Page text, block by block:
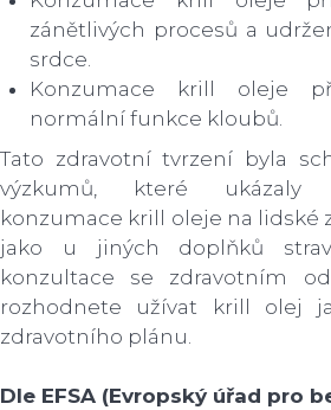
zánětlivých procesů a
srdce.
Konzumace krill oleje
normální funkce kloubů.
Tato zdravotní tvrzení byla
výzkumů, které ukázaly
konzumace krill oleje na lidské
jako u jiných doplňků
konzultace se zdravotním
rozhodnete užívat krill olej
zdravotního plánu.
Dle EFSA (Evropský úřad pro